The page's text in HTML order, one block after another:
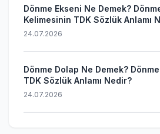
Dönme Ekseni Ne Demek?
Kelimesinin TDK Sözlük Anlamı
24.07.2026
Dönme Dolap Ne Demek?
TDK Sözlük Anlamı Nedir?
24.07.2026